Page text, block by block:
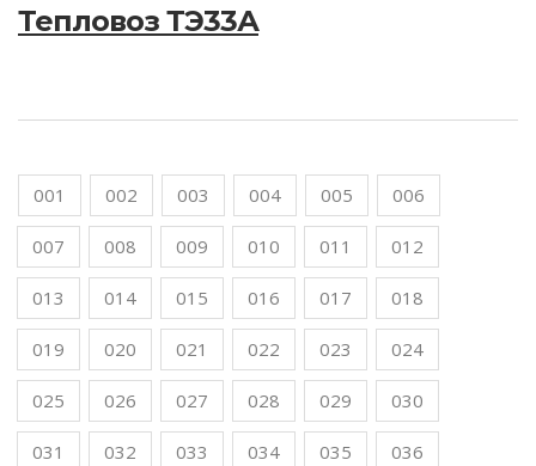
Тепловоз ТЭ33А
001 002 003 004 005 006
007 008 009 010 011 012
013 014 015 016 017 018
019 020 021 022 023 024
025 026 027 028 029 030
031 032 033 034 035 036